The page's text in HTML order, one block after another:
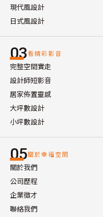
現代風設計
日式風設計
03看精彩影音
完整空間實走
設計師短影音
居家佈置靈感
大坪數設計
小坪數設計
05關於幸福空間
關於我們
公司歷程
企業徵才
聯絡我們